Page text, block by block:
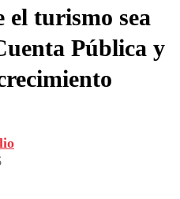
el turismo sea
Pública y